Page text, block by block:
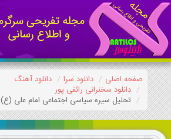
صفحه اصلی دانلود سرا
دانلود آهنگ
دانلود سخنرانی رائفی پور
تحلیل سیره سیاسی اجتماعی امام علی (ع)